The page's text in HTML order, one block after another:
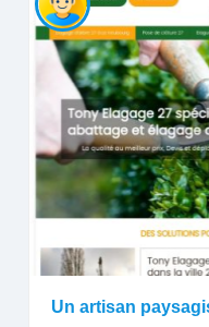
Un artisan